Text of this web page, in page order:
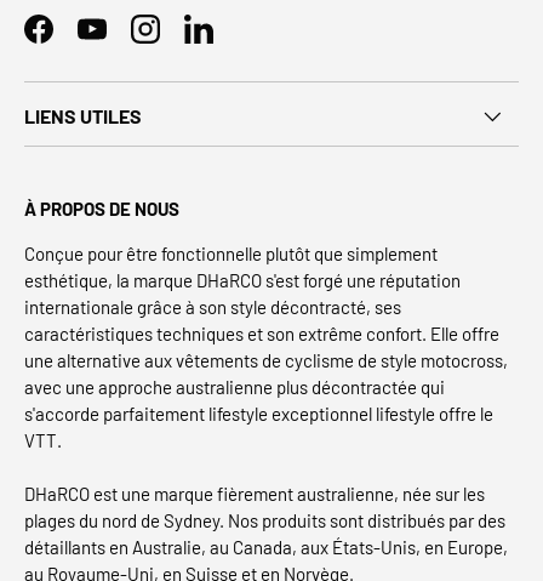
FacebookYouTubeInstagramLinkedIn
LIENS UTILES
À PROPOS DE NOUS
Conçue pour être fonctionnelle plutôt que simplement
esthétique, la marque DHaRCO s'est forgé une réputation
internationale grâce à son style décontracté, ses
caractéristiques techniques et son extrême confort. Elle offre
une alternative aux vêtements de cyclisme de style motocross,
avec une approche australienne plus décontractée qui
s'accorde parfaitement lifestyle exceptionnel lifestyle offre le
VTT.
DHaRCO est une marque fièrement australienne, née sur les
plages du nord de Sydney. Nos produits sont distribués par des
détaillants en Australie, au Canada, aux États-Unis, en Europe,
au Royaume-Uni, en Suisse et en Norvège.